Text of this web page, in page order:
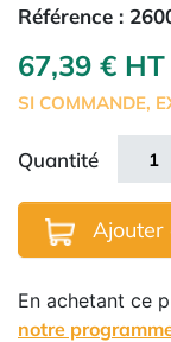
Référence :
67,39 € HT
SI COMMANDE,
Quantité
Ajouter
En achetant ce
notre